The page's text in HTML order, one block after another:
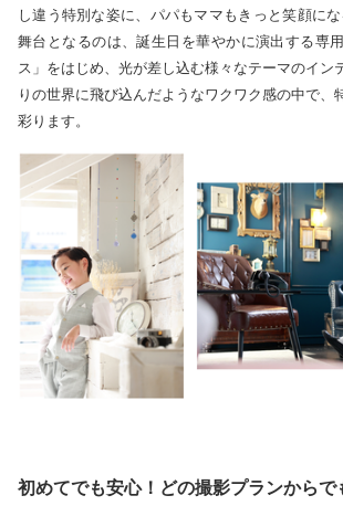
し違う特別な姿に、パパもママもきっと笑顔に
舞台となるのは、誕生日を華やかに演出する専
ス」をはじめ、光が差し込む様々なテーマのイン
りの世界に飛び込んだようなワクワク感の中で、
彩ります。
初めてでも安心！どの撮影プランからで